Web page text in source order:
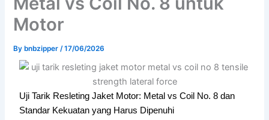
Motor
By bnbzipper/17/06/2026
Uji Tarik Resleting Jaket Motor: Metal vs Coil No. 8 dan
Standar Kekuatan yang Harus Dipenuhi